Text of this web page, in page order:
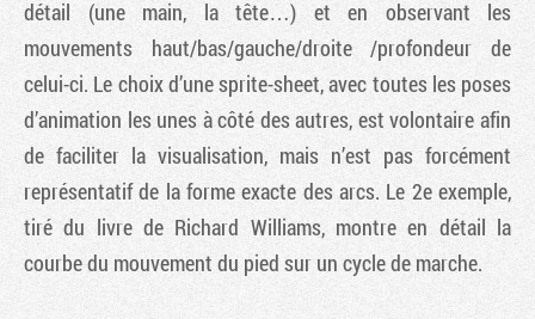
détail (une main, la tête…) et en observant les
mouvements haut/bas/gauche/droite /profondeur de
celui-ci. Le choix d’une sprite-sheet, avec toutes les poses
d’animation les unes à côté des autres, est volontaire afin
de faciliter la visualisation, mais n’est pas forcément
représentatif de la forme exacte des arcs. Le 2e exemple,
tiré du livre de Richard Williams, montre en détail la
courbe du mouvement du pied sur un cycle de marche.